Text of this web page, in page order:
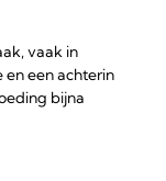
vaak in
een achterin
bijna